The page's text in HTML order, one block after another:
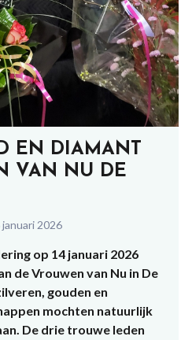
EN DIAMANT
VAN NU DE
januari 2026
op 14 januari 2026
de Vrouwen van Nu in De
gouden en
mochten natuurlijk
De drie trouwe leden